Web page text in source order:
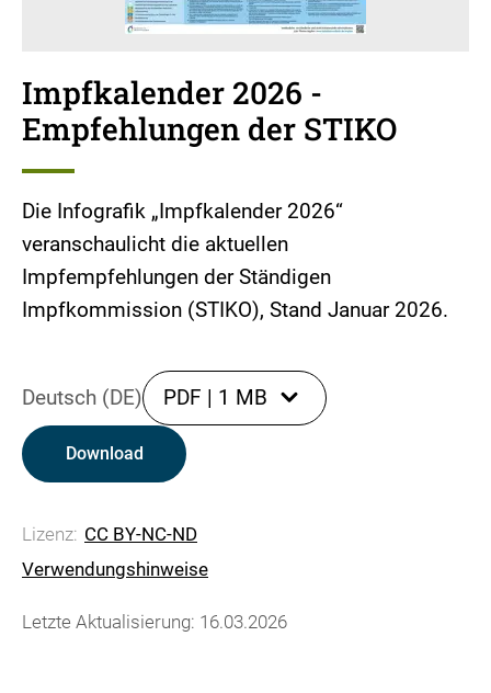
Impfkalender 2026 -
Empfehlungen der STIKO
Die Infografik „Impfkalender 2026“
veranschaulicht die aktuellen
Impfempfehlungen der Ständigen
Impfkommission (STIKO), Stand Januar 2026.
Deutsch (DE) PDF | 1 MB
Download
Lizenz: CC BY-NC-ND
Verwendungshinweise
Letzte Aktualisierung: 16.03.2026